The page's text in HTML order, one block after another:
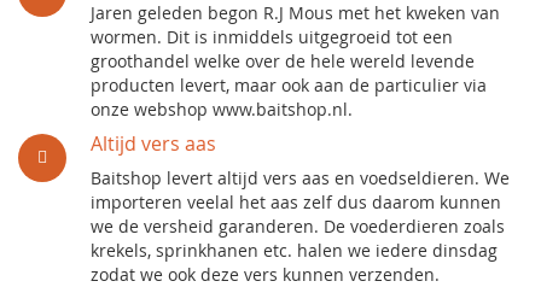
Jaren geleden begon R.J Mous met het kweken van
wormen. Dit is inmiddels uitgegroeid tot een
groothandel welke over de hele wereld levende
producten levert, maar ook aan de particulier via
onze webshop www.baitshop.nl.
Altijd vers aas
Baitshop levert altijd vers aas en voedseldieren. We
importeren veelal het aas zelf dus daarom kunnen
we de versheid garanderen. De voederdieren zoals
krekels, sprinkhanen etc. halen we iedere dinsdag
zodat we ook deze vers kunnen verzenden.